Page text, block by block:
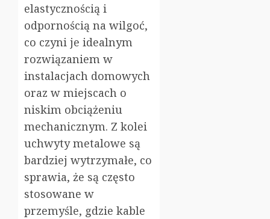
elastycznością i
odpornością na wilgoć,
co czyni je idealnym
rozwiązaniem w
instalacjach domowych
oraz w miejscach o
niskim obciążeniu
mechanicznym. Z kolei
uchwyty metalowe są
bardziej wytrzymałe, co
sprawia, że są często
stosowane w
przemyśle, gdzie kable